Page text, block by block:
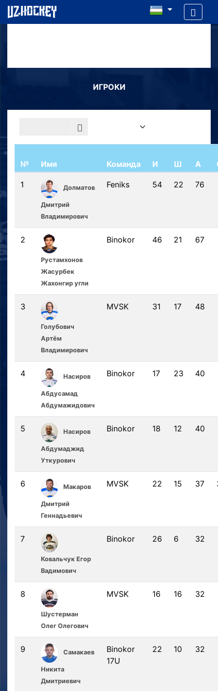
ИГРОКИ
№ Имя Команда И Ш А
1 Долматов
Дмитрий
Владимирович
Feniks 54 22 76
2
Рустамхонов
Жасурбек
Жахонгир угли
Binokor 46 21 67
3
Голубович
Артём
Владимирович
MVSK 31 17 48
4 Насиров
Абдусамад
Абдумажидович
Binokor 17 23 40
5 Насиров
Абдумаджид
Уткурович
Binokor 18 12 40
6 Макаров
Дмитрий
Геннадьевич
MVSK 22 15 37
7
Ковальчук Егор
Вадимович
Binokor 26 6 32
8
Шустерман
Олег Олегович
MVSK 16 16 32
9 Самакаев
Никита
Дмитриевич
Binokor
17U
22 10 32